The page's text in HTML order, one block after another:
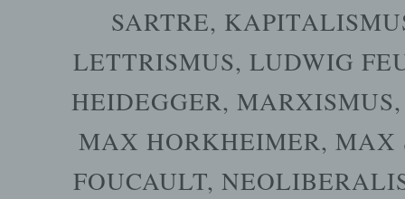
SARTRE,
LETTRISMUS, LUDWIG
HEIDEGGER, MARXISMUS
MAX HORKHEIMER, MAX
FOUCAULT,